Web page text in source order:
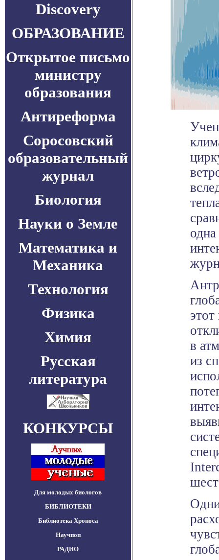
Discovery
ОБРАЗОВАНИЕ
Открытое письмо
министру
образования
Антиреформа
Соросовский
образовательный
журнал
Биология
Науки о Земле
Математика и
Механика
Технология
Физика
Химия
Русская
литература
КОНКУРСЫ
Для молодых биологов
БИБЛИОТЕКИ
Библиотека Хроноса
Научпоп
РАДИО
в
из